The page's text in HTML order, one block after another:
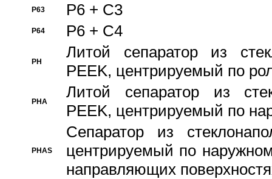
P63 P6 + C3
P64 P6 + C4
PH
Литой сепаратор из
PEEK, центрируемый по
PHA
Литой сепаратор из
PEEK, центрируемый по
PHAS
Сепаратор из
центрируемый по
направляющих